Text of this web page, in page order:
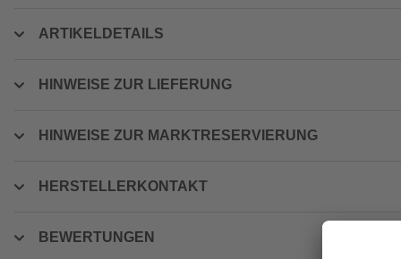
ARTIKELDETAILS
HINWEISE ZUR LIEFERUNG
HINWEISE ZUR MARKTRESERVIERUNG
HERSTELLERKONTAKT
BEWERTUNGEN